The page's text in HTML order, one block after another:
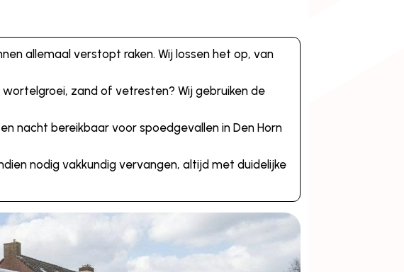
allemaal verstopt raken. Wij lossen het op, van
zand of vetresten? Wij gebruiken de
nacht bereikbaar voor spoedgevallen in Den Horn
nodig vakkundig vervangen, altijd met duidelijke